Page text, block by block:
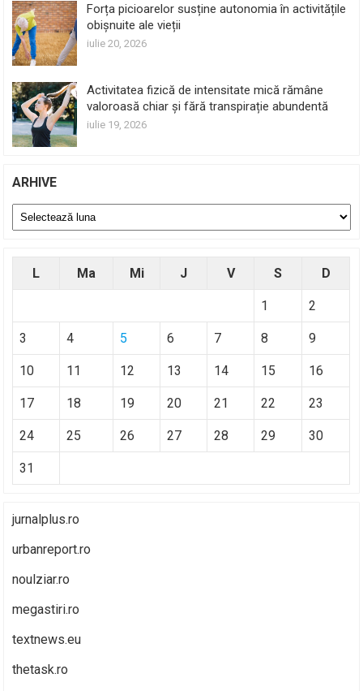
Forța picioarelor susține autonomia în activitățile
obișnuite ale vieții
iulie 20, 2026
Activitatea fizică de intensitate mică rămâne
valoroasă chiar și fără transpirație abundentă
iulie 19, 2026
ARHIVE
Arhive
L Ma Mi J V S D
1 2
3 4 5 6 7 8 9
10 11 12 13 14 15 16
17 18 19 20 21 22 23
24 25 26 27 28 29 30
31
jurnalplus.ro
urbanreport.ro
noulziar.ro
megastiri.ro
textnews.eu
thetask.ro